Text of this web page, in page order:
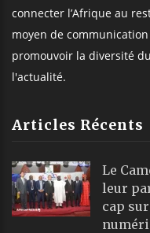
connecter l’Afrique au
moyen de
promouvoir la diversité
l'actualité.
Articles Récents
Le
leur
cap